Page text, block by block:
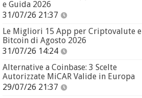
e Guida 2026
31/07/26 21:37
Le Migliori 15 App per Criptovalute e
Bitcoin di Agosto 2026
31/07/26 14:24
Alternative a Coinbase: 3 Scelte
Autorizzate MiCAR Valide in Europa
29/07/26 21:37